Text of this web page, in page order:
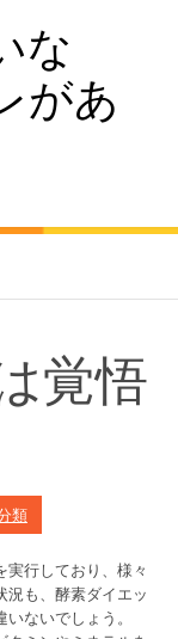
な
があ
覚悟
類
行しており、様々
況も、酵素ダイエッ
ないでしょう。